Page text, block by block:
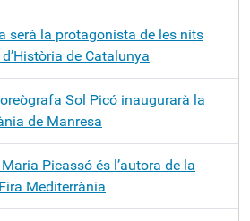
serà la protagonista de les nits
de Catalunya
Sol Picó inaugurarà la
de Manresa
Picassó és l’autora de la
Mediterrània